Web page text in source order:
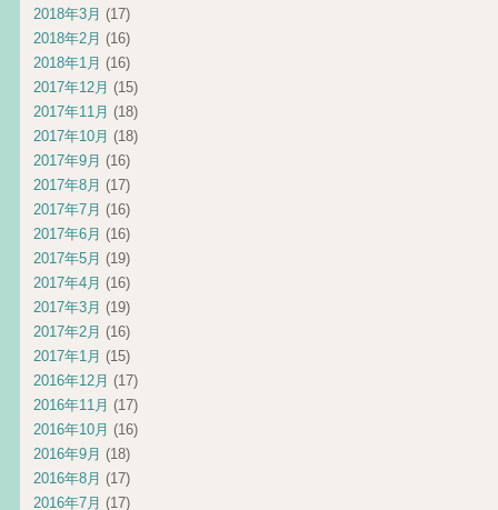
2018年3月 (17)
2018年2月 (16)
2018年1月 (16)
2017年12月 (15)
2017年11月 (18)
2017年10月 (18)
2017年9月 (16)
2017年8月 (17)
2017年7月 (16)
2017年6月 (16)
2017年5月 (19)
2017年4月 (16)
2017年3月 (19)
2017年2月 (16)
2017年1月 (15)
2016年12月 (17)
2016年11月 (17)
2016年10月 (16)
2016年9月 (18)
2016年8月 (17)
2016年7月 (17)